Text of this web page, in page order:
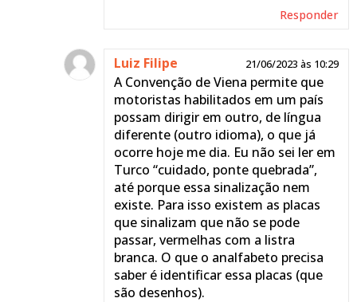
Responder
Luiz Filipe 21/06/2023 às 10:29
A Convenção de Viena permite que
motoristas habilitados em um país
possam dirigir em outro, de língua
diferente (outro idioma), o que já
ocorre hoje me dia. Eu não sei ler em
Turco “cuidado, ponte quebrada”,
até porque essa sinalização nem
existe. Para isso existem as placas
que sinalizam que não se pode
passar, vermelhas com a listra
branca. O que o analfabeto precisa
saber é identificar essa placas (que
são desenhos).